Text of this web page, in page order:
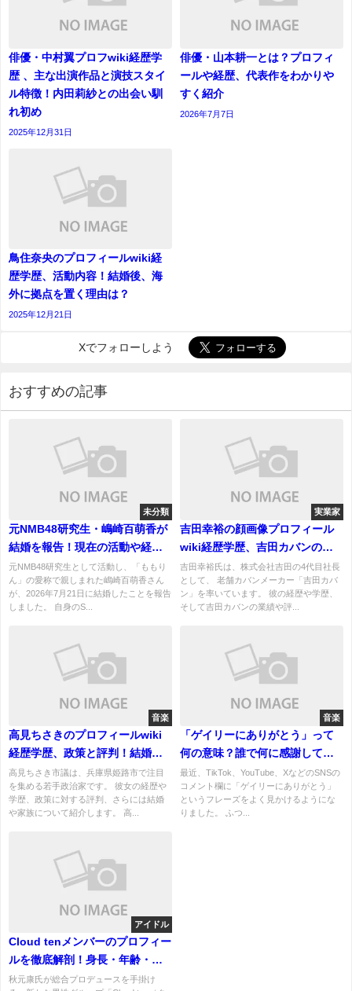
俳優・中村翼プロフwiki経歴学
歴 、主な出演作品と演技スタイ
ル特徴！内田莉紗との出会い馴
れ初め
2025年12月31日
俳優・山本耕一とは？プロフィ
ールや経歴、代表作をわかりや
すく紹介
2026年7月7日
鳥住奈央のプロフィールwiki経
歴学歴、活動内容！結婚後、海
外に拠点を置く理由は？
2025年12月21日
Xでフォローしよう
おすすめの記事
未分類
元NMB48研究生・嶋崎百萌香が
結婚を報告！現在の活動や経歴
を徹底まとめ
元NMB48研究生として活動し、「ももり
ん」の愛称で親しまれた嶋崎百萌香さん
が、2026年7月21日に結婚したことを報告
しました。 自身のS...
実業家
吉田幸裕の顔画像プロフィール
wiki経歴学歴、吉田カバンの業
績と評判！場所はどこ？
吉田幸裕氏は、株式会社吉田の4代目社長
として、 老舗カバンメーカー「吉田カバ
ン」を率いています。 彼の経歴や学歴、
そして吉田カバンの業績や評...
音楽
高見ちさきのプロフィールwiki
経歴学歴、政策と評判！結婚、
夫と子供は？
高見ちさき市議は、兵庫県姫路市で注目
を集める若手政治家です。 彼女の経歴や
学歴、政策に対する評判、さらには結婚
や家族について紹介します。 高...
音楽
「ゲイリーにありがとう」って
何の意味？誰で何に感謝してる
の？出所も知りたいね！
最近、TikTok、YouTube、XなどのSNSの
コメント欄に「ゲイリーにありがとう」
というフレーズをよく見かけるようにな
りました。 ふつ...
アイドル
Cloud tenメンバーのプロフィー
ルを徹底解剖！身長・年齢・経
歴まとめ
秋元康氏が総合プロデュースを手掛け